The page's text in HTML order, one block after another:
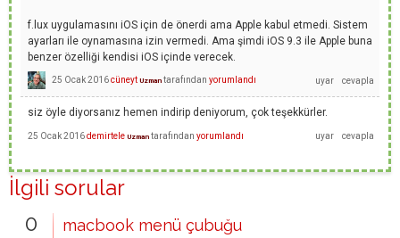
f.lux uygulamasını iOS için de önerdi ama Apple kabul etmedi. Sistem
ayarları ile oynamasına izin vermedi. Ama şimdi iOS 9.3 ile Apple buna
benzer özelliği kendisi iOS içinde verecek.
25 Ocak 2016cüneyt Uzman tarafından yorumlandı
siz öyle diyorsanız hemen indirip deniyorum, çok teşekkürler.
25 Ocak 2016demirtele Uzman tarafından yorumlandı
İlgili sorular
0
macbook menü çubuğu